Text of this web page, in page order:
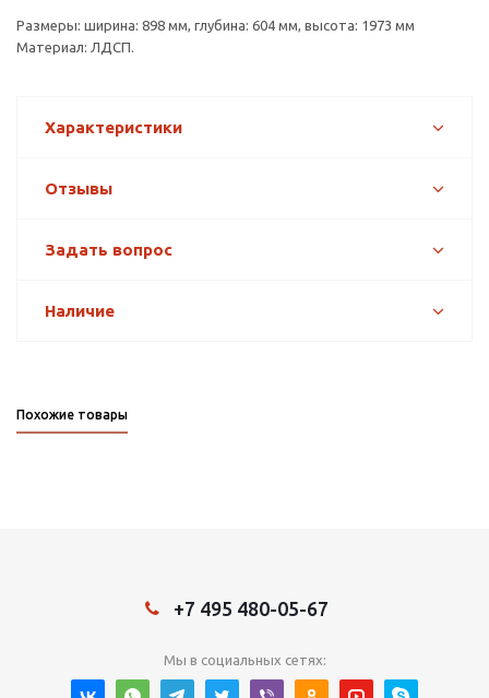
Размеры: ширина: 898 мм, глубина: 604 мм, высота: 1973 мм
Материал: ЛДСП.
Характеристики
Отзывы
Задать вопрос
Наличие
Похожие товары
+7 495 480-05-67
Мы в социальных сетях: